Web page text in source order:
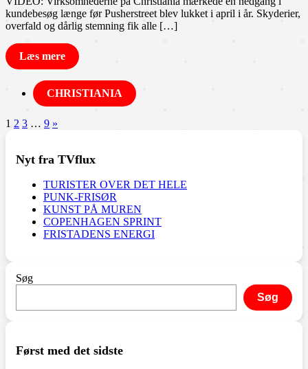
kundebesøg længe før Pusherstreet blev lukket i april i år. Skyderier,
overfald og dårlig stemning fik alle […]
Læs mere
CHRISTIANIA
Indlægsinddeling
1 2 3 … 9 Næste
»
Nyt fra TVflux
TURISTER OVER DET HELE
PUNK-FRISØR
KUNST PÅ MUREN
COPENHAGEN SPRINT
FRISTADENS ENERGI
Søg
Søg
Først med det sidste